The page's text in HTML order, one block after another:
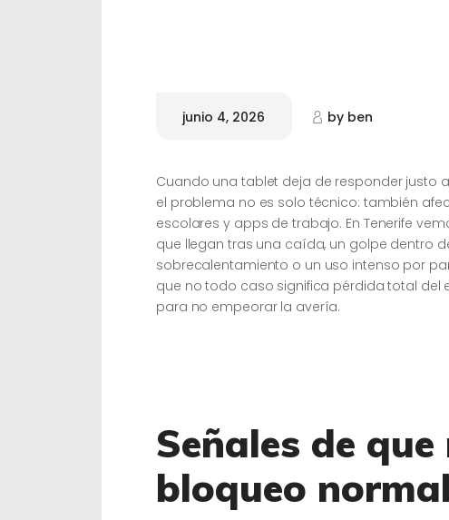
junio 4, 2026 byben
Cuando una tablet deja de responder justo
el problema no es solo técnico: también
escolares y apps de trabajo. En Tenerife
que llegan tras una caída, un golpe dentro
sobrecalentamiento o un uso intenso por
que no todo caso significa pérdida total
para no empeorar la avería.
Señales de
bloqueo normal